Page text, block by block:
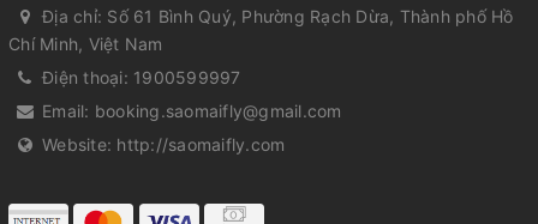
Địa chỉ: Số 61 Bình Quý, Phường Rạch Dừa, Thành phố Hồ
Chí Minh, Việt Nam
Điện thoại: 1900599997
Email: booking.saomaifly@gmail.com
Website: http://saomaifly.com